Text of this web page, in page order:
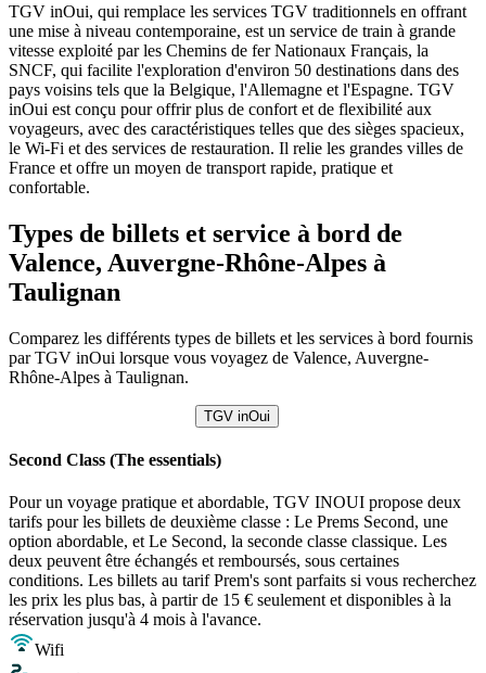
TGV inOui, qui remplace les services TGV traditionnels en offrant
une mise à niveau contemporaine, est un service de train à grande
vitesse exploité par les Chemins de fer Nationaux Français, la
SNCF, qui facilite l'exploration d'environ 50 destinations dans des
pays voisins tels que la Belgique, l'Allemagne et l'Espagne. TGV
inOui est conçu pour offrir plus de confort et de flexibilité aux
voyageurs, avec des caractéristiques telles que des sièges spacieux,
le Wi-Fi et des services de restauration. Il relie les grandes villes de
France et offre un moyen de transport rapide, pratique et
confortable.
Types de billets et service à bord de
Valence, Auvergne-Rhône-Alpes à
Taulignan
Comparez les différents types de billets et les services à bord fournis
par TGV inOui lorsque vous voyagez de Valence, Auvergne-
Rhône-Alpes à Taulignan.
TGV inOui
Second Class (The essentials)
Pour un voyage pratique et abordable, TGV INOUI propose deux
tarifs pour les billets de deuxième classe : Le Prems Second, une
option abordable, et Le Second, la seconde classe classique. Les
deux peuvent être échangés et remboursés, sous certaines
conditions. Les billets au tarif Prem's sont parfaits si vous recherchez
les prix les plus bas, à partir de 15 € seulement et disponibles à la
réservation jusqu'à 4 mois à l'avance.
Wifi